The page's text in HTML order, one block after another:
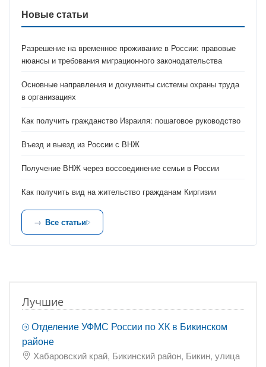
Новые статьи
Разрешение на временное проживание в России: правовые
нюансы и требования миграционного законодательства
Основные направления и документы системы охраны труда
в организациях
Как получить гражданство Израиля: пошаговое руководство
Въезд и выезд из России с ВНЖ
Получение ВНЖ через воссоединение семьи в России
Как получить вид на жительство гражданам Киргизии
Все статьи
Лучшие
Отделение УФМС России по ХК в Бикинском
районе
Хабаровский край, Бикинский район, Бикин, улица